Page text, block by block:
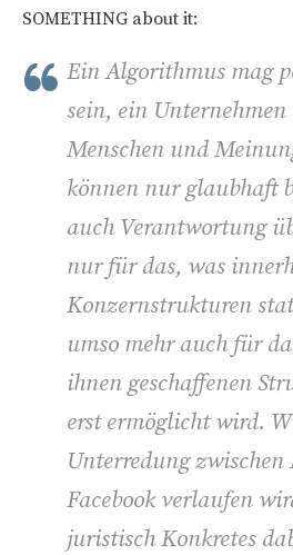
SOMETHING about it:
Ein Algorithmus mag
sein, ein Unternehmen
Menschen und
können nur glaubhaft
auch Verantwortung
nur für das, was
Konzernstrukturen
umso mehr auch für
ihnen geschaffenen
erst ermöglicht wird.
Unterredung
Facebook verlaufen
juristisch Konkretes